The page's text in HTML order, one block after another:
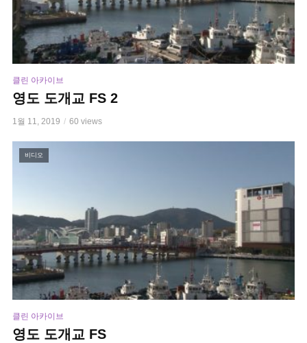
클린 아카이브
영도 도개교 FS 2
1월 11, 2019 60 views
비디오
클린 아카이브
영도 도개교 FS